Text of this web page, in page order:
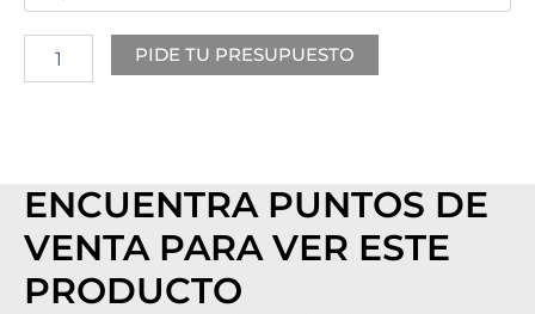
PIDE TU PRESUPUESTO
ENCUENTRA PUNTOS DE
VENTA PARA VER ESTE
PRODUCTO